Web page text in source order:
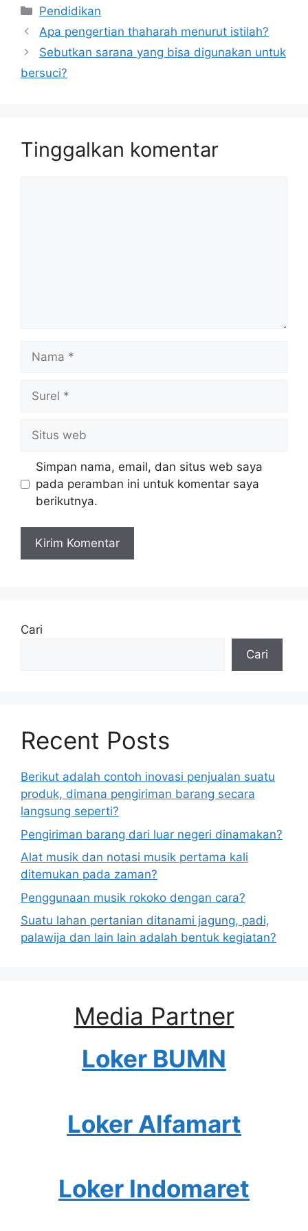
Kategori
Pendidikan
Apa pengertian thaharah menurut istilah?
Sebutkan sarana yang bisa digunakan untuk
bersuci?
Tinggalkan komentar
web
Simpan nama, email, dan situs web saya
pada peramban ini untuk komentar saya
berikutnya.
Cari
Cari
Recent Posts
Berikut adalah contoh inovasi penjualan suatu
produk, dimana pengiriman barang secara
langsung seperti?
Pengiriman barang dari luar negeri dinamakan?
Alat musik dan notasi musik pertama kali
ditemukan pada zaman?
Penggunaan musik rokoko dengan cara?
Suatu lahan pertanian ditanami jagung, padi,
palawija dan lain lain adalah bentuk kegiatan?
Media Partner
Loker BUMN
Loker Alfamart
Loker Indomaret